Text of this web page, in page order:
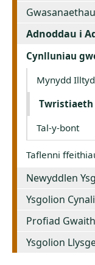
Adnoddau i
Cynlluniau
Mynydd
Twristiaeth
Tal-y-bont
Taflenni
Newyddlen
Ysgolion
Profiad Gwaith
Ysgolion